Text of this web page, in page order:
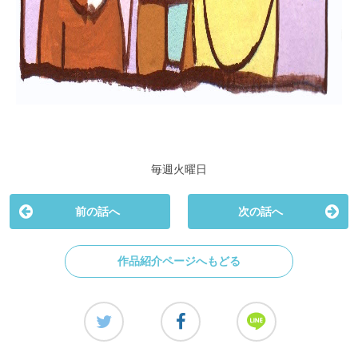
毎週火曜日
前の話へ 次の話へ
作品紹介ページへもどる